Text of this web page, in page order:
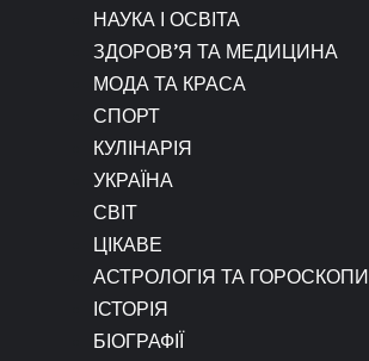
НАУКА І ОСВІТА
ЗДОРОВ’Я ТА МЕДИЦИНА
МОДА ТА КРАСА
СПОРТ
КУЛІНАРІЯ
УКРАЇНА
СВІТ
ЦІКАВЕ
АСТРОЛОГІЯ ТА ГОРОСКОПИ
ІСТОРІЯ
БІОГРАФІЇ